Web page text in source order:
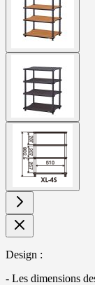
image
larger
image
larger
image
Design :
- Les dimensions